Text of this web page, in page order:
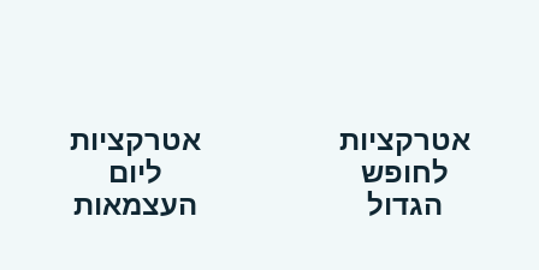
אטרקציות
לחופש
הגדול
אטרקציות
ליום
העצמאות